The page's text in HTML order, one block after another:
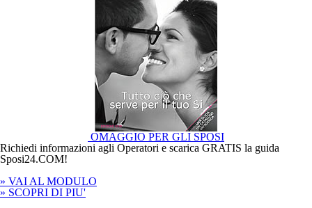
OMAGGIO PER GLI SPOSI
Richiedi informazioni agli Operatori e scarica GRATIS la guida
Sposi24.COM!
» VAI AL MODULO
» SCOPRI DI PIU'